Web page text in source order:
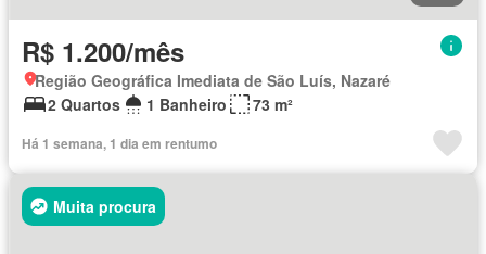
R$ 1.200/mês
Região Geográfica Imediata de São Luís, Nazaré
2 Quartos
1 Banheiro 73 m²
Há 1 semana, 1 dia em rentumo
Muita procura